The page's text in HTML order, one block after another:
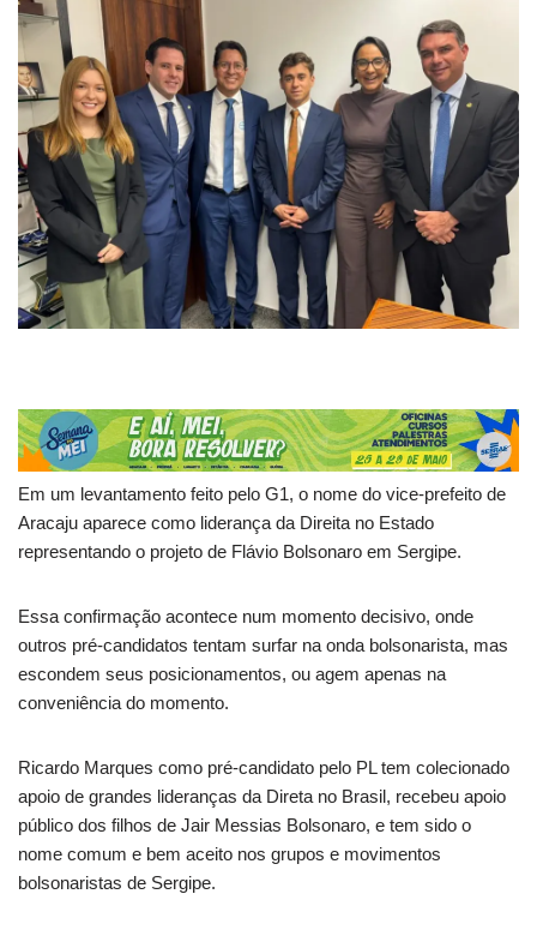
Em um levantamento feito pelo G1, o nome do vice-prefeito de
Aracaju aparece como liderança da Direita no Estado
representando o projeto de Flávio Bolsonaro em Sergipe.
Essa confirmação acontece num momento decisivo, onde
outros pré-candidatos tentam surfar na onda bolsonarista, mas
escondem seus posicionamentos, ou agem apenas na
conveniência do momento.
Ricardo Marques como pré-candidato pelo PL tem colecionado
apoio de grandes lideranças da Direta no Brasil, recebeu apoio
público dos filhos de Jair Messias Bolsonaro, e tem sido o
nome comum e bem aceito nos grupos e movimentos
bolsonaristas de Sergipe.